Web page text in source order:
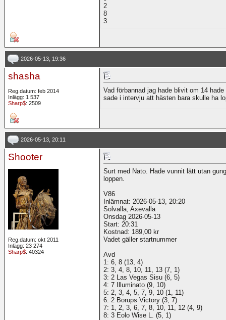
2
8
3
2026-05-13, 19:36
shasha
Reg.datum: feb 2014
Inlägg: 1 537
Sharp$: 2509
Vad förbannad jag hade blivit om 14
sade i intervju att hästen bara skulle ha
2026-05-13, 20:11
Shooter
Reg.datum: okt 2011
Inlägg: 23 274
Sharp$: 40324
Surt med Nato. Hade vunnit lätt utan
loppen.
V86
Inlämnat: 2026-05-13, 20:20
Solvalla, Axevalla
Onsdag 2026-05-13
Start: 20:31
Kostnad: 189,00 kr
Vadet gäller startnummer
Avd
1: 6, 8 (13, 4)
2: 3, 4, 8, 10, 11, 13 (7, 1)
3: 2 Las Vegas Sisu (6, 5)
4: 7 Illuminato (9, 10)
5: 2, 3, 4, 5, 7, 9, 10 (1, 11)
6: 2 Borups Victory (3, 7)
7: 1, 2, 3, 6, 7, 8, 10, 11, 12 (4, 9)
8: 3 Eolo Wise L. (5, 1)